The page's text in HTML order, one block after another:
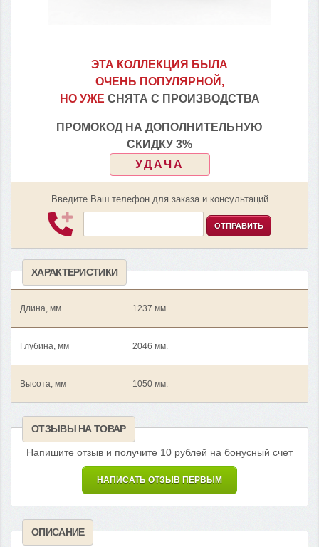
ЭТА КОЛЛЕКЦИЯ БЫЛА
ОЧЕНЬ ПОПУЛЯРНОЙ,
НО УЖЕ СНЯТА С ПРОИЗВОДСТВА
ПРОМОКОД НА ДОПОЛНИТЕЛЬНУЮ
СКИДКУ 3%
УДАЧА
Введите Ваш телефон для заказа и консультаций
ОТПРАВИТЬ
ХАРАКТЕРИСТИКИ
Длина, мм 1237 мм.
Глубина, мм 2046 мм.
Высота, мм 1050 мм.
ОТЗЫВЫ НА ТОВАР
Напишите отзыв и получите 10 рублей на бонусный счет
НАПИСАТЬ ОТЗЫВ ПЕРВЫМ
ОПИСАНИЕ